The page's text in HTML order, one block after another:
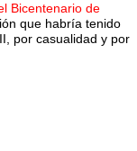
Bicentenario de
que habría tenido
por casualidad y por